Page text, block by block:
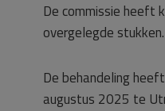
De commissie heeft
overgelegde stukken.
De behandeling
augustus 2025 te